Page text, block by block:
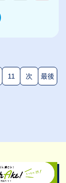
11 次 最後